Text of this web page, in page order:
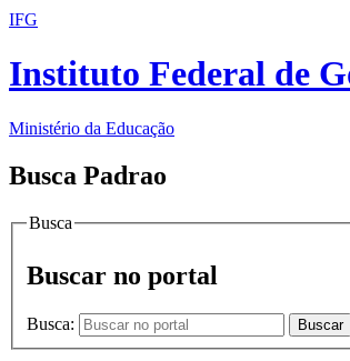
IFG
Instituto Federal de
Ministério da Educação
Busca Padrao
Busca
Buscar no portal
Busca: Buscar